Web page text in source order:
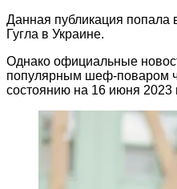
Данная публикация попала
Гугла в Украине.
Однако официальные
популярным шеф-поваром
состоянию на 16 июня 2023